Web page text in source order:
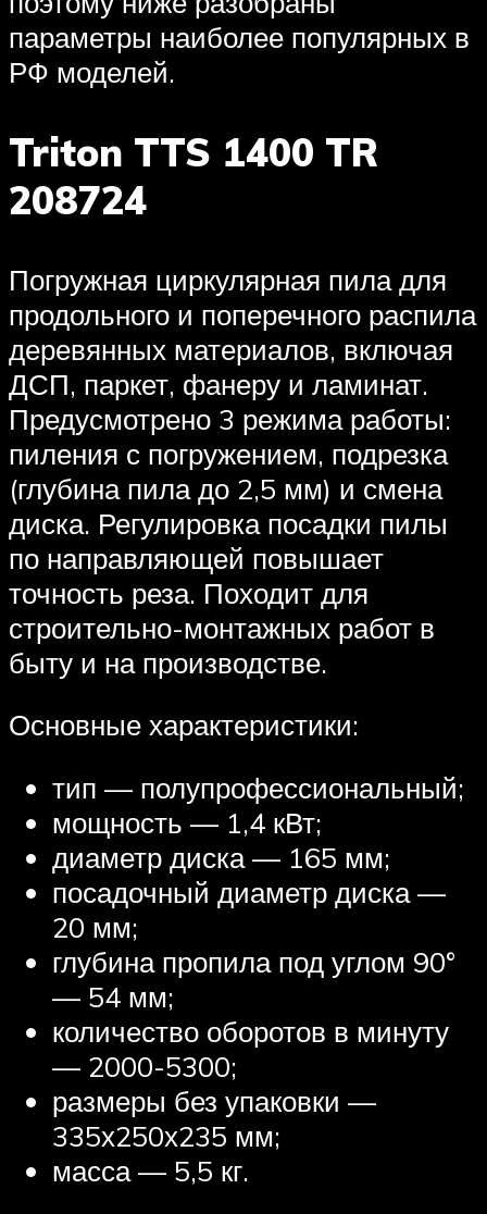
параметры наиболее популярных в
РФ моделей.
Triton TTS 1400 TR
208724
Погружная циркулярная пила для
продольного и поперечного распила
деревянных материалов, включая
ДСП, паркет, фанеру и ламинат.
Предусмотрено 3 режима работы:
пиления с погружением, подрезка
(глубина пила до 2,5 мм) и смена
диска. Регулировка посадки пилы
по направляющей повышает
точность реза. Походит для
строительно-монтажных работ в
быту и на производстве.
Основные характеристики:
тип — полупрофессиональный;
мощность — 1,4 кВт;
диаметр диска — 165 мм;
посадочный диаметр диска —
20 мм;
глубина пропила под углом 90°
— 54 мм;
количество оборотов в минуту
— 2000-5300;
размеры без упаковки —
335х250х235 мм;
масса — 5,5 кг.